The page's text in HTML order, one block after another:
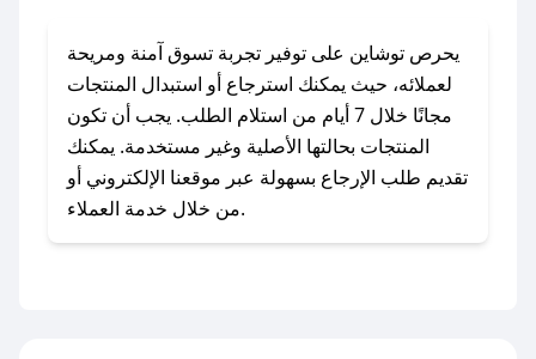
### كيف تحصل على كوبونات خصم حصرية من
توشاين؟
للحصول على كوبونات وخصومات حصرية، قم بما
يلي:
- اضغط على أيقونة متابعة لمتجر توشاين في تطبيق
صحصح.
يحرص توشاين على توفير تجربة تسوق آمنة ومريحة
لعملائه، حيث يمكنك استرجاع أو استبدال المنتجات
مجانًا خلال 7 أيام من استلام الطلب. يجب أن تكون
المنتجات بحالتها الأصلية وغير مستخدمة. يمكنك
تقديم طلب الإرجاع بسهولة عبر موقعنا الإلكتروني أو
من خلال خدمة العملاء.